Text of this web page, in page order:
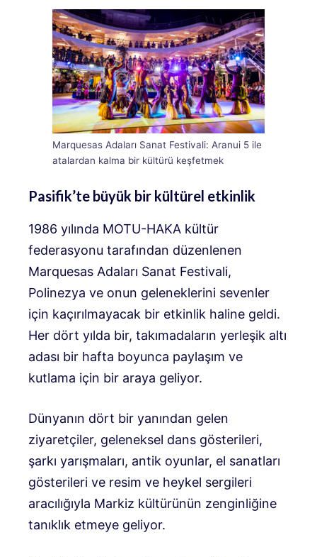
Marquesas Adaları Sanat Festivali: Aranui 5 ile
atalardan kalma bir kültürü keşfetmek
Pasifik’te büyük bir kültürel etkinlik
1986 yılında MOTU-HAKA kültür
federasyonu tarafından düzenlenen
Marquesas Adaları Sanat Festivali,
Polinezya ve onun geleneklerini sevenler
için kaçırılmayacak bir etkinlik haline geldi.
Her dört yılda bir, takımadaların yerleşik altı
adası bir hafta boyunca paylaşım ve
kutlama için bir araya geliyor.
Dünyanın dört bir yanından gelen
ziyaretçiler, geleneksel dans gösterileri,
şarkı yarışmaları, antik oyunlar, el sanatları
gösterileri ve resim ve heykel sergileri
aracılığıyla Markiz kültürünün zenginliğine
tanıklık etmeye geliyor.